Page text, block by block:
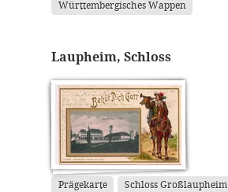
Württembergisches Wappen
Laupheim, Schloss
Prägekarte Schloss Großlaupheim